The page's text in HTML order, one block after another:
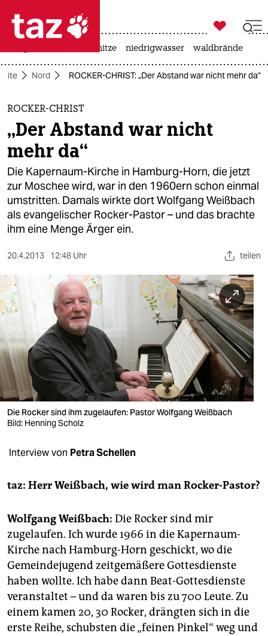
 taz zahl ich
taz zahl ich
themen
politik
öko
gesellschaft
kultur
nord
wahrheit
verlag
verlag
veranstaltungen
shop
abo
genossenschaft
epaper login

taz zahl ich
hitze niedrigwasser waldbrände
Nord ROCKER-CHRIST: „Der Abstand war nicht mehr da“
ROCKER-CHRIST
„Der Abstand war nicht
mehr da“
Die Kapernaum-Kirche in Hamburg-Horn, die jetzt
zur Moschee wird, war in den 1960ern schon einmal
umstritten. Damals wirkte dort Wolfgang Weißbach
als evangelischer Rocker-Pastor – und das brachte
ihm eine Menge Ärger ein.
20.4.2013 12:48 Uhr teilen
Die Rocker sind ihm zugelaufen: Pastor Wolfgang Weißbach
Bild: Henning Scholz
Interview von Petra Schellen
taz: Herr Weißbach, wie wird man Rocker-Pastor?
Wolfgang Weißbach: Die Rocker sind mir
zugelaufen. Ich wurde 1966 in die Kapernaum-
Kirche nach Hamburg-Horn geschickt, wo die
Gemeindejugend zeitgemäßere Gottesdienste
haben wollte. Ich habe dann Beat-Gottesdienste
veranstaltet – und da waren bis zu 700 Leute. Zu
einem kamen 20, 30 Rocker, drängten sich in die
erste Reihe, schubsten die „feinen Pinkel“ weg und